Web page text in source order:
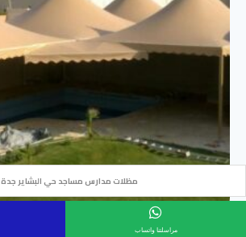
ساتر حديد ليزر سواتر مودرن حي النهضة جدة
مراسلتنا واتساب